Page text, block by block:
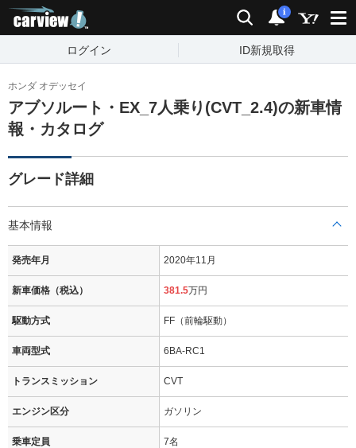
検索 通知
i
ログイン ID新規取得
ホンダ オデッセイ
アブソルート・EX_7人乗り(CVT_2.4)の新車情
報・カタログ
グレード詳細
基本情報
発売年月 2020年11月
新車価格（税込） 381.5万円
駆動方式 FF（前輪駆動）
車両型式 6BA-RC1
トランスミッション CVT
エンジン区分 ガソリン
乗車定員 7名